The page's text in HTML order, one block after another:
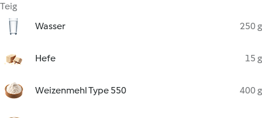
Teig
Wasser
250 g
Hefe 15 g
Weizenmehl Type 550 400 g